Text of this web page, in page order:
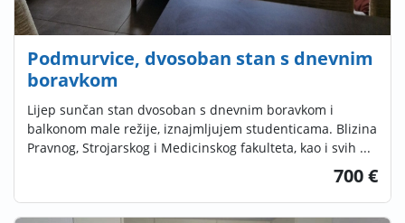
Podmurvice, dvosoban stan s dnevnim
boravkom
Lijep sunčan stan dvosoban s dnevnim boravkom i
balkonom male režije, iznajmljujem studenticama. Blizina
Pravnog, Strojarskog i Medicinskog fakulteta, kao i svih ...
700 €